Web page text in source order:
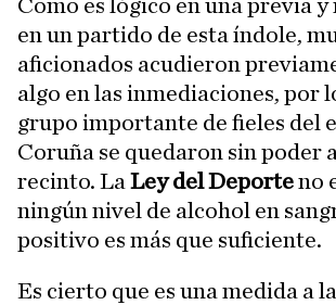
Como es lógico en una previa y
en un partido de esta índole,
aficionados acudieron
algo en las inmediaciones, por
grupo importante de fieles del
Coruña se quedaron sin poder
recinto. La Ley del Deporteno
ningún nivel de alcohol en
positivo es más que suficiente.
Es cierto que es una medida a